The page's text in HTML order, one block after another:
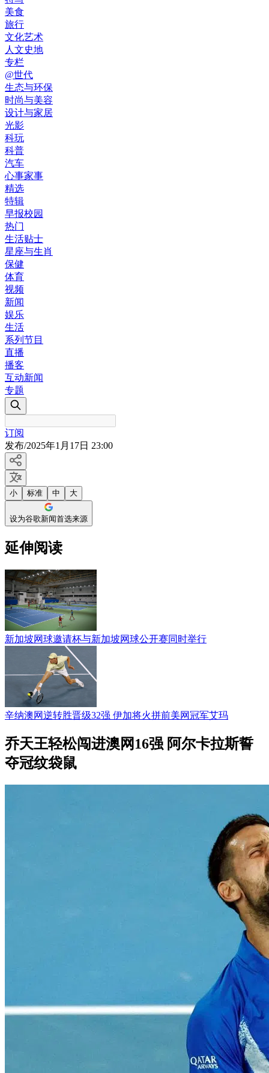
美食
旅行
文化艺术
人文史地
专栏
@世代
生态与环保
时尚与美容
设计与家居
光影
科玩
科普
汽车
心事家事
精选
特辑
早报校园
热门
生活贴士
星座与生肖
保健
体育
视频
新闻
娱乐
生活
系列节目
直播
播客
互动新闻
专题
订阅
发布/2025年1月17日 23:00
小 标准 中 大
设为谷歌新闻首选来源
延伸阅读
新加坡网球邀请杯与新加坡网球公开赛同时举行
辛纳澳网逆转胜晋级32强 伊加将火拼前美网冠军艾玛
乔天王轻松闯进澳网16强 阿尔卡拉斯誓
夺冠纹袋鼠